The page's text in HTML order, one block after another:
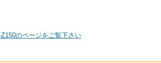
のページをご覧下さい